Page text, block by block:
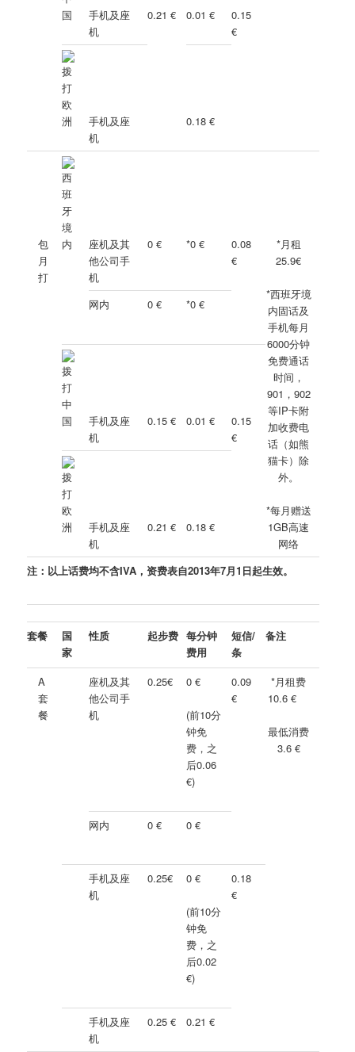
手机及座
机
0.21 € 0.01 €
0.15
€
手机及座
机
0.18 €
包
月
打
座机及其
他公司手
机
0 € *0 €
0.08
€
*月租
25.9€
*西班牙境
内固话及
手机每月
6000分钟
免费通话
时间，
901，902
等IP卡附
加收费电
话（如熊
猫卡）除
外。
*每月赠送
1GB高速
网络
网内 0 € *0 €
手机及座
机
0.15 € 0.01 €
0.15
€
手机及座
机
0.21 € 0.18 €
注：以上话费均不含IVA，资费表自2013年7月1日起生效。
套餐
国
家
性质 起步费 每分钟
费用
短信/
条
备注
A
套
餐
座机及其
他公司手
机
0.25€ 0 €
(前10分
钟免
费，之
后0.06
€)
0.09
€
*月租费
10.6€
最低消费
3.6 €
网内 0 € 0 €
手机及座
机
0.25€ 0 €
(前10分
钟免
费，之
后0.02
€)
0.18
€
手机及座
机
0.25 € 0.21 €